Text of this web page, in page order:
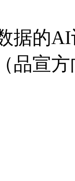
据的
品宣